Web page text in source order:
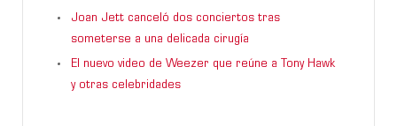
Joan Jett canceló dos conciertos tras
someterse a una delicada cirugía
El nuevo video de Weezer que reúne a Tony Hawk
y otras celebridades